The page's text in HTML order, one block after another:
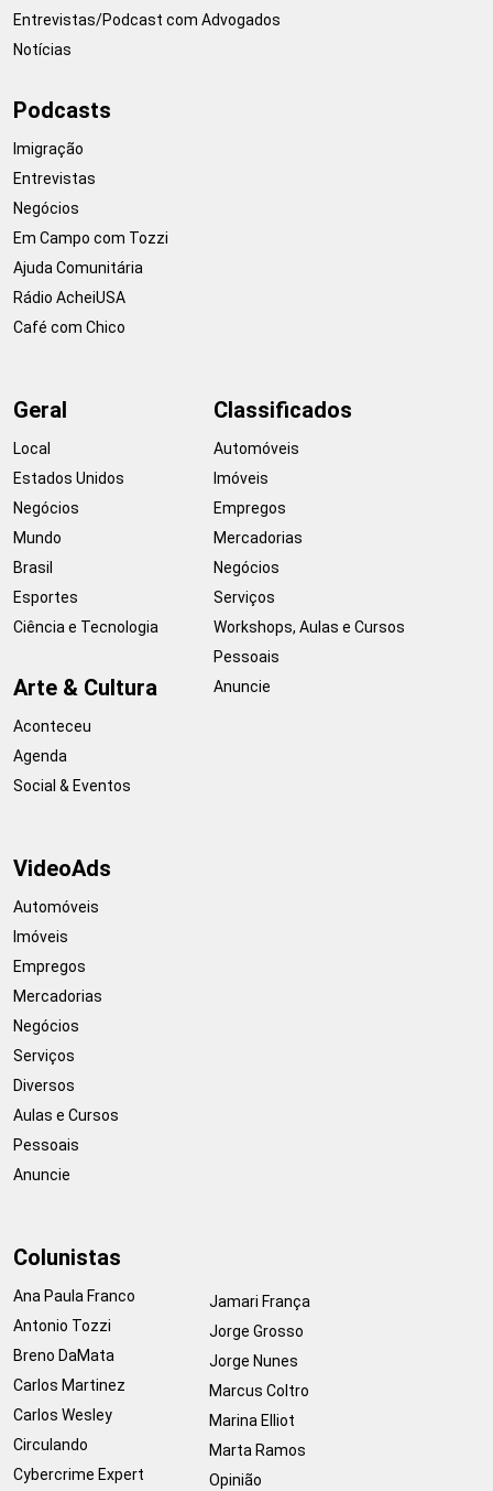
Entrevistas/Podcast com Advogados
Notícias
Podcasts
Imigração
Entrevistas
Negócios
Em Campo com Tozzi
Ajuda Comunitária
Rádio AcheiUSA
Café com Chico
Geral
Local
Estados Unidos
Negócios
Mundo
Brasil
Esportes
Ciência e Tecnologia
Arte & Cultura
Aconteceu
Agenda
Social & Eventos
Classificados
Automóveis
Imóveis
Empregos
Mercadorias
Negócios
Serviços
Workshops, Aulas e Cursos
Pessoais
Anuncie
VideoAds
Automóveis
Imóveis
Empregos
Mercadorias
Negócios
Serviços
Diversos
Aulas e Cursos
Pessoais
Anuncie
Colunistas
Ana Paula Franco
Antonio Tozzi
Breno DaMata
Carlos Martinez
Carlos Wesley
Circulando
Cybercrime Expert
Jamari França
Jorge Grosso
Jorge Nunes
Marcus Coltro
Marina Elliot
Marta Ramos
Opinião